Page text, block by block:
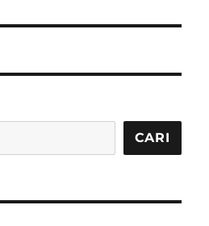
CARI